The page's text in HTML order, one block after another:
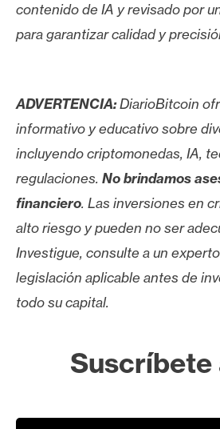
contenido de IA y revisado por
para garantizar calidad y
ADVERTENCIA:DiarioBitcoin
informativo y educativo sobre
incluyendo criptomonedas, IA,
regulaciones. No brindamos
financiero. Las inversiones en
alto riesgo y pueden no ser
Investigue, consulte a un
legislación aplicable antes de
todo su capital.
Suscríbete